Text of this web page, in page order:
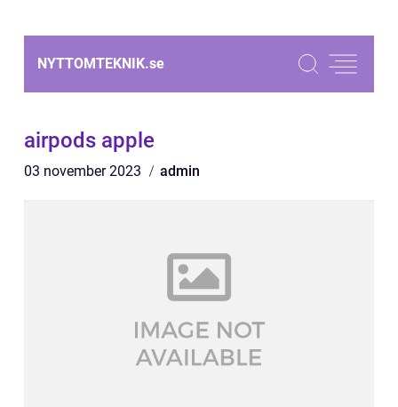
NYTTOMTEKNIK.se
airpods apple
03 november 2023 admin